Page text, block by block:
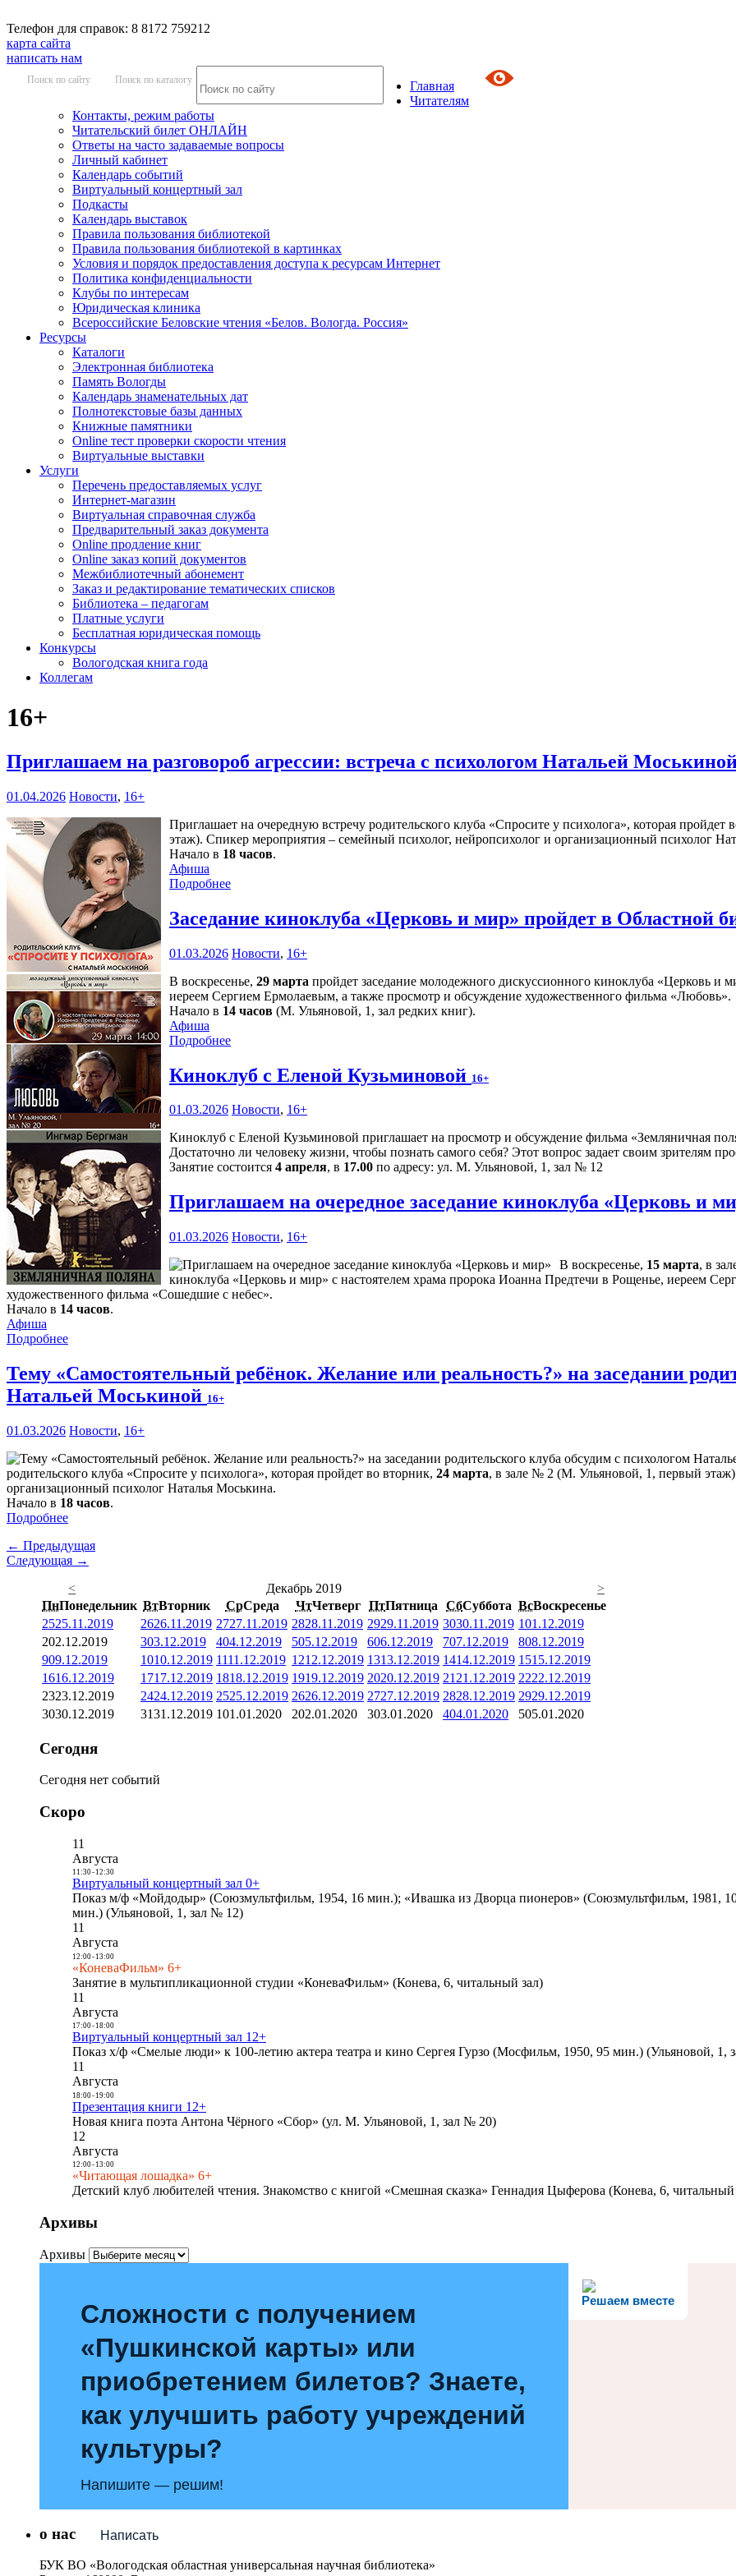
Телефон для справок: 8 8172 759212
карта сайта
написать нам
Поиск по сайту Поиск по каталогу
Главная
Читателям
Контакты, режим работы
Читательский билет ОНЛАЙН
Ответы на часто задаваемые вопросы
Личный кабинет
Календарь событий
Виртуальный концертный зал
Подкасты
Календарь выставок
Правила пользования библиотекой
Правила пользования библиотекой в картинках
Условия и порядок предоставления доступа к ресурсам Интернет
Политика конфиденциальности
Клубы по интересам
Юридическая клиника
Всероссийские Беловские чтения «Белов. Вологда. Россия»
Ресурсы
Каталоги
Электронная библиотека
Память Вологды
Календарь знаменательных дат
Полнотекстовые базы данных
Книжные памятники
Online тест проверки скорости чтения
Виртуальные выставки
Услуги
Перечень предоставляемых услуг
Интернет-магазин
Виртуальная справочная служба
Предварительный заказ документа
Online продление книг
Online заказ копий документов
Межбиблиотечный абонемент
Заказ и редактирование тематических списков
Библиотека – педагогам
Платные услуги
Бесплатная юридическая помощь
Конкурсы
Вологодская книга года
Коллегам
16+
Приглашаем на разговороб агрессии: встреча с психологом Натальей
01.04.2026 Новости, 16+
Приглашает на очередную встречу родительского клуба «Спросите у психолога», которая пройдет
этаж). Спикер мероприятия – семейный психолог, нейропсихолог и организационный психолог
Начало в 18 часов.
Афиша
Подробнее
Заседание киноклуба «Церковь и мир» пройдет в Областной
01.03.2026 Новости, 16+
В воскресенье, 29 марта пройдет заседание молодежного дискуссионного киноклуба «Церковь и
иереем Сергием Ермолаевым, а также просмотр и обсуждение художественного фильма «Любовь».
Начало в 14 часов (М. Ульяновой, 1, зал редких книг).
Афиша
Подробнее
Киноклуб с Еленой Кузьминовой 16+
01.03.2026 Новости, 16+
Киноклуб с Еленой Кузьминовой приглашает на просмотр и обсуждение фильма «Земляничная
Достаточно ли человеку жизни, чтобы познать самого себя? Этот вопрос задает своим зрителям
Занятие состоится 4 апреля, в 17.00 по адресу: ул. М. Ульяновой, 1, зал № 12
Приглашаем на очередное заседание киноклуба «Церковь и
01.03.2026 Новости, 16+
В воскресенье, 15 марта, в
киноклуба «Церковь и мир» с настоятелем храма пророка Иоанна Предтечи в Рощенье, иереем
художественного фильма «Сошедшие с небес».
Начало в 14 часов.
Афиша
Подробнее
Тему «Самостоятельный ребёнок. Желание или реальность?» на заседании
Натальей Моськиной 16+
01.03.2026 Новости, 16+
родительского клуба «Спросите у психолога», которая пройдет во вторник, 24 марта, в зале № 2 (М. Ульяновой, 1, первый
организационный психолог Наталья Моськина.
Начало в 18 часов.
Подробнее
← Предыдущая
Следующая →
<
Декабрь 2019
>
ПнПонедельник ВтВторник СрСреда ЧтЧетверг ПтПятница СбСуббота ВсВоскресенье
2525.11.2019 2626.11.2019 2727.11.2019 2828.11.2019 2929.11.2019 3030.11.2019 101.12.2019
202.12.2019 303.12.2019 404.12.2019 505.12.2019 606.12.2019 707.12.2019 808.12.2019
909.12.2019 1010.12.2019 1111.12.2019 1212.12.2019 1313.12.2019 1414.12.2019 1515.12.2019
1616.12.2019 1717.12.2019 1818.12.2019 1919.12.2019 2020.12.2019 21 21.12.2019 2222.12.2019
2323.12.2019 2424.12.2019 2525.12.2019 2626.12.2019 2727.12.2019 2828.12.2019 2929.12.2019
3030.12.2019 3131.12.2019 101.01.2020 202.01.2020 303.01.2020 404.01.2020 505.01.2020
Сегодня
Сегодня нет событий
Скоро
11
Августа
11:30- 12:30
Виртуальный концертный зал 0+
Показ м/ф «Мойдодыр» (Союзмультфильм, 1954, 16 мин.); «Ивашка из Дворца пионеров» (Союзмультфильм, 1981,
мин.) (Ульяновой, 1, зал № 12)
11
Августа
12:00- 13:00
«КоневаФильм» 6+
Занятие в мультипликационной студии «КоневаФильм» (Конева, 6, читальный зал)
11
Августа
17:00- 18:00
Виртуальный концертный зал 12+
Показ х/ф «Смелые люди» к 100-летию актера театра и кино Сергея Гурзо (Мосфильм, 1950, 95 мин.) (Ульяновой, 1,
11
Августа
18:00- 19:00
Презентация книги 12+
Новая книга поэта Антона Чёрного «Сбор» (ул. М. Ульяновой, 1, зал № 20)
12
Августа
12:00- 13:00
«Читающая лошадка» 6+
Детский клуб любителей чтения. Знакомство с книгой «Смешная сказка» Геннадия Цыферова (Конева, 6, читальный
Архивы
Архивы
Решаем вместе
Сложности с получением
«Пушкинской карты» или
приобретением билетов? Знаете,
как улучшить работу учреждений
культуры?
Напишите — решим!
Написать
о нас
БУК ВО «Вологодская областная универсальная научная библиотека»